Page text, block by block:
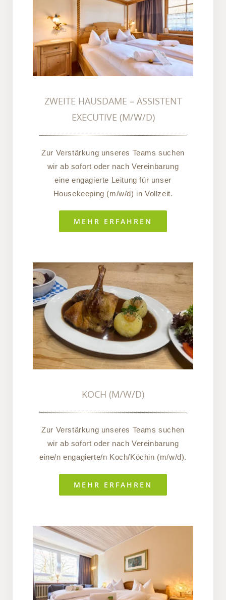
ZWEITE HAUSDAME –
ASSISTENT EXECUTIVE
(M/W/D)
ZWEITE HAUSDAME – ASSISTENT
EXECUTIVE (M/W/D)
Zur Verstärkung unseres Teams suchen
wir ab sofort oder nach Vereinbarung
eine engagierte Leitung für unser
Housekeeping (m/w/d) in Vollzeit.
MEHR ERFAHREN
KOCH (M/W/D)
KOCH (M/W/D)
Zur Verstärkung unseres Teams suchen
wir ab sofort oder nach Vereinbarung
eine/n engagierte/n Koch/Köchin (m/w/d).
MEHR ERFAHREN
FRÜHSTÜCKSKRAFT/
(M/W/D)